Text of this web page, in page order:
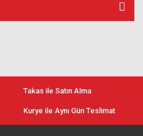
Takas ile Satın Alma
Kurye ile Aynı Gün Teslimat